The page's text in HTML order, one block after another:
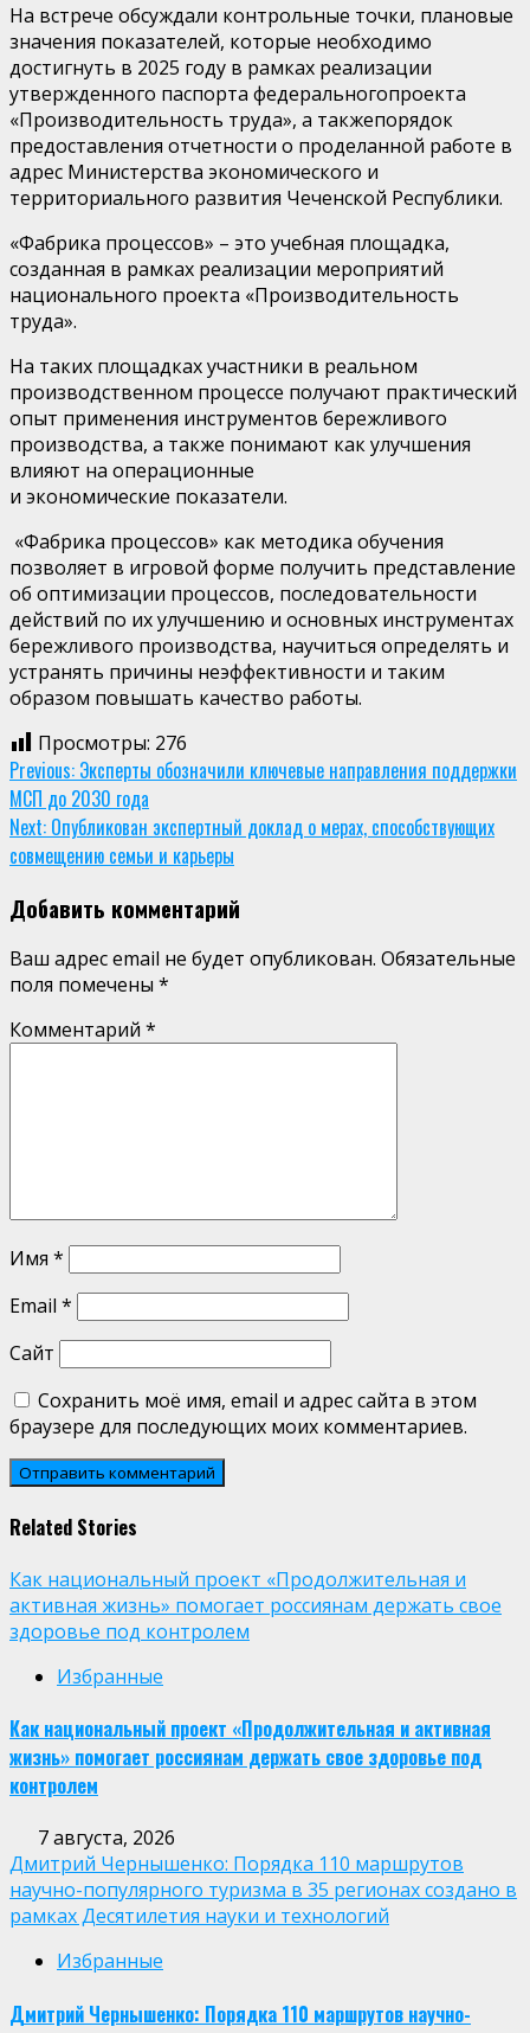
На встрече обсуждали контрольные точки, плановые
значения показателей, которые необходимо
достигнуть в 2025 году в рамках реализации
утвержденного паспорта федеральногопроекта
«Производительность труда», а такжепорядок
предоставления отчетности о проделанной работе в
адрес Министерства экономического и
территориального развития Чеченской Республики.
«Фабрика процессов» – это учебная площадка,
созданная в рамках реализации мероприятий
национального проекта «Производительность
труда».
На таких площадках участники в реальном
производственном процессе получают практический
опыт применения инструментов бережливого
производства, а также понимают как улучшения
влияют на операционные
и экономические показатели.
«Фабрика процессов» как методика обучения
позволяет в игровой форме получить представление
об оптимизации процессов, последовательности
действий по их улучшению и основных инструментах
бережливого производства, научиться определять и
устранять причины неэффективности и таким
образом повышать качество работы.
Просмотры: 276
Continue
Reading
Previous: Эксперты обозначили ключевые направления поддержки
МСП до 2030 года
Next: Опубликован экспертный доклад о мерах, способствующих
совмещению семьи и карьеры
Добавить комментарий
Ваш адрес email не будет опубликован. Обязательные
поля помечены *
Комментарий *
Имя *
Email *
Сайт
Сохранить моё имя, email и адрес сайта в этом
браузере для последующих моих комментариев.
Related Stories
Как национальный проект «Продолжительная и
активная жизнь» помогает россиянам держать свое
здоровье под контролем
Избранные
Как национальный проект «Продолжительная и активная
жизнь» помогает россиянам держать свое здоровье под
контролем
7 августа, 2026
Дмитрий Чернышенко: Порядка 110 маршрутов
научно-популярного туризма в 35 регионах создано в
рамках Десятилетия науки и технологий
Избранные
Дмитрий Чернышенко: Порядка 110 маршрутов научно-